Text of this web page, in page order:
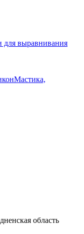
для выравнивания
Мастика,
область